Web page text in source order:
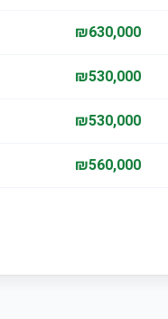
₪630,000
₪530,000
₪530,000
₪560,000